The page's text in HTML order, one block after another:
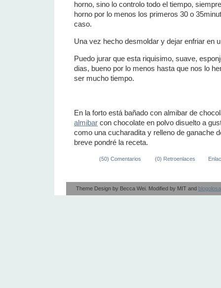
horno, sino lo controlo todo el tiempo,
horno por lo menos los primeros 30 o
caso.
Una vez hecho desmoldar y dejar enfriar en
Puedo jurar que esta riquisimo, suave,
dias, bueno por lo menos hasta que nos lo
ser mucho tiempo.
En la forto está bañado con almibar de
almibar con chocolate en polvo disuelto a
como una cucharadita y relleno de ganache
breve pondré la receta.
(50) Comentarios (0) Retroenlaces
Theme Design by Becca Wei . Modified by MIT and